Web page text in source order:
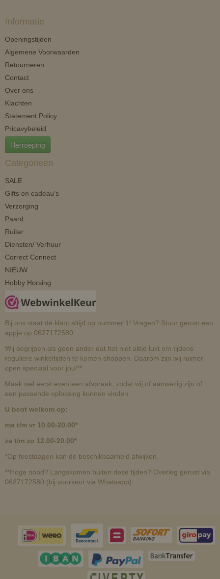
Informatie
Openingstijden
Algemene Voorwaarden
Retourneren
Contact
Over ons
Klachten
Statement Policy
Pricavybeleid
Herroeping
Categorieën
SALE
Gifts en cadeau's
Verzorging
Paard
Ruiter
Diensten/ Verhuur
Correct Connect
NIEUW
Hobby Horsing
Bij ons staat de klant altijd op nummer 1! Vragen? Stuur gerust een
appje op 0627172580
Wij begrijpen als geen ander dat het niet altijd lukt om tijdens
reguliere winkeltijden te komen shoppen. Daarom zijn wij ruimer
open speciaal voor jou!**
Maak wel eerst even een afspraak, zodat wij of aanwezig zijn of
een passende oplossing kunnen vinden.
U bent welkom op:
ma t/m vr 10.00-20.00*
za t/m zo 12.00-20.00*
*Op feestdagen kan de beschikbaarheid afwijken.
**Hoge nood? Langskomen buiten deze tijden? Overleg gerust via
0627172580 (bij voorkeur via Whatsapp)